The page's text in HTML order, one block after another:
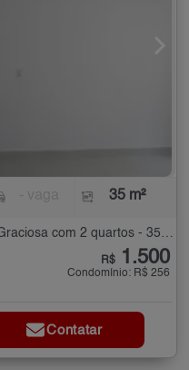
35 m²
Apartamento para Alugar na Vila Graciosa com 2 quartos - 35 m²
R$ 1.500
Condomínio: R$ 256
Contatar